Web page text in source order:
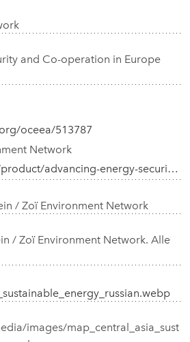
and Co-operation in Europe
oceea/513787
Network
advancing-energy-security-ca/
/ Zoï Environment Network
/ Zoï Environment Network. Alle
images/map_central_asia_sust